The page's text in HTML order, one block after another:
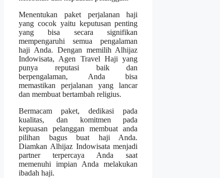
Menentukan paket perjalanan haji
yang cocok yaitu keputusan penting
yang bisa secara signifikan
mempengaruhi semua pengalaman
haji Anda. Dengan memilih Alhijaz
Indowisata, Agen Travel Haji yang
punya reputasi baik dan
berpengalaman, Anda bisa
memastikan perjalanan yang lancar
dan membuat bertambah religius.
Bermacam paket, dedikasi pada
kualitas, dan komitmen pada
kepuasan pelanggan membuat anda
pilihan bagus buat haji Anda.
Diamkan Alhijaz Indowisata menjadi
partner terpercaya Anda saat
memenuhi impian Anda melakukan
ibadah haji.